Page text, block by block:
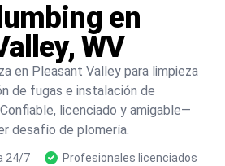
en
WV
en Pleasant Valley para limpieza
de fugas e instalación de
licenciado y amigable—
desafío de plomería.
24/7
Profesionales licenciados